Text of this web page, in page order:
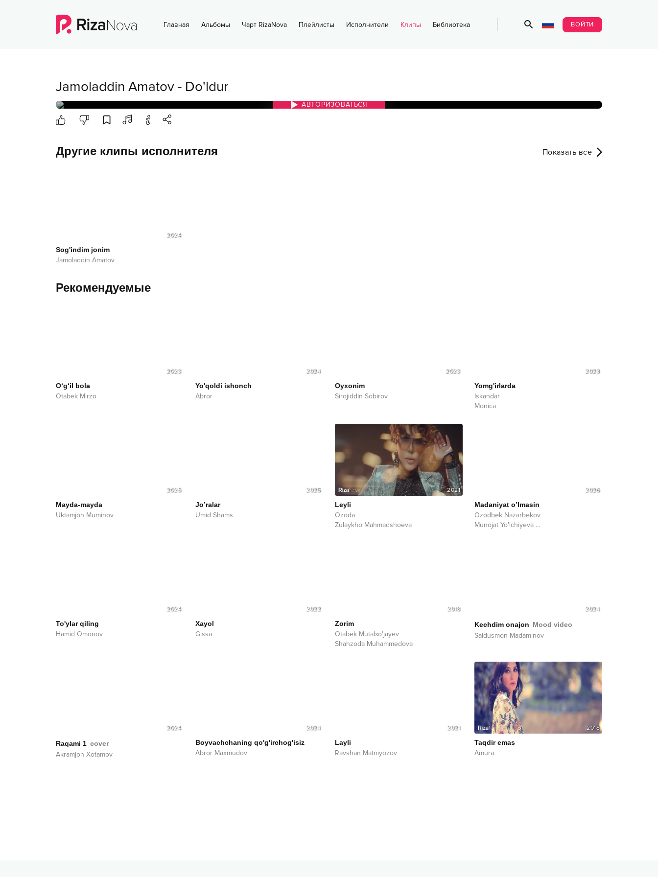
Главная Альбомы Чарт RizaNova Плейлисты Исполнители Клипы Библиотека ВОЙТИ
Jamoladdin Amatov - Do'ldur
АВТОРИЗОВАТЬСЯ
Другие клипы исполнителя Показать все
2024
Sog'indim jonim
Jamoladdin Amatov
Рекомендуемые
2023
O‘g‘il bola
Otabek Mirzo
2024
Yo'qoldi ishonch
Abror
2023
Oyxonim
Sirojiddin Sobirov
2023
Yomg'irlarda
Iskandar
Monica
2025
Mayda-mayda
Uktamjon Muminov
2025
Jo’ralar
Umid Shams
2021
Leyli
Ozoda
Zulaykho Mahmadshoeva
2026
Madaniyat o’lmasin
Ozodbek Nazarbekov
Munojat Yo'lchiyeva ...
2024
To'ylar qiling
Hamid Omonov
2022
Xayol
Gissa
2018
Zorim
Otabek Mutalxo'jayev
Shahzoda Muhammedova
2024
Kechdim onajon Mood video
Saidusmon Madaminov
2024
Raqami 1 cover
Akramjon Xotamov
2024
Boyvachchaning qo'g'irchog'isiz
Abror Maxmudov
2021
Layli
Ravshan Matniyozov
2018
Taqdir emas
Amura